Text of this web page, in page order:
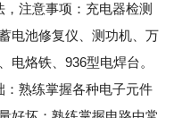
注意事项：充电器检测
电池修复仪、测功机、万
电烙铁、936型电焊台。
熟练掌握各种电子元件